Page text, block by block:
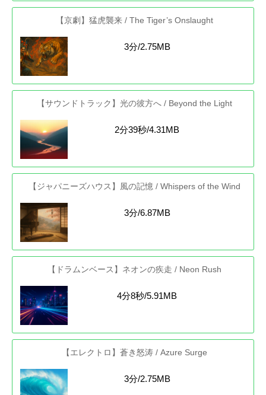
【京劇】猛虎襲来 / The Tiger’s Onslaught
3分/2.75MB
【サウンドトラック】光の彼方へ / Beyond the Light
2分39秒/4.31MB
【ジャパニーズハウス】風の記憶 / Whispers of the Wind
3分/6.87MB
【ドラムンベース】ネオンの疾走 / Neon Rush
4分8秒/5.91MB
【エレクトロ】蒼き怒涛 / Azure Surge
3分/2.75MB